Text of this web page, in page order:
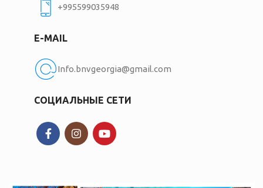
+995599035948
E-MAIL
Info.bnvgeorgia@gmail.com
СОЦИАЛЬНЫЕ СЕТИ